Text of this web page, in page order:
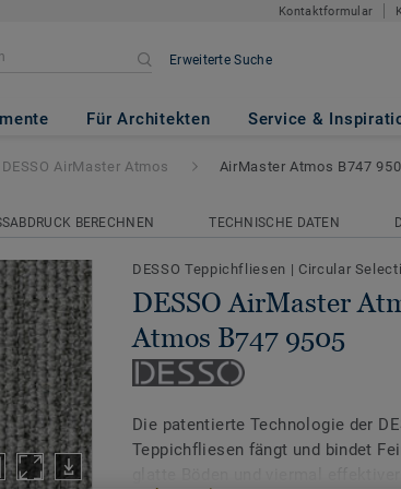
Kontaktformular
Erweiterte Suche
Für Architekten Service &
- AirMaster Atmos
DESSO AirMaster Atmos AirMaster Atmos B747
BERECHNEN TECHNISCHE DATEN
DESSO Teppichfliesen | Circular
DESSO AirMaster
Atmos B747 9505
Die patentierte Technologie der
Teppichfliesen fängt und bindet